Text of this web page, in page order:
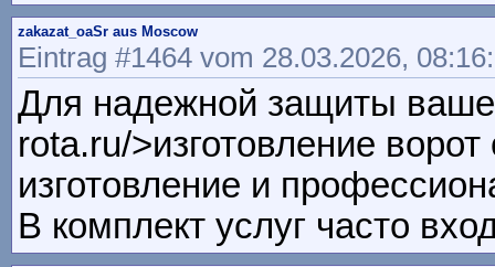
zakazat_oaSr aus Moscow
Eintrag #1464 vom 28.03.2026,
Для надежной защиты
rota.ru/>изготовление
изготовление и
В комплект услуг часто